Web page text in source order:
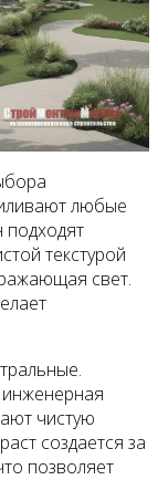
любые
подходят
текстурой
свет.
чистую
создается за
позволяет